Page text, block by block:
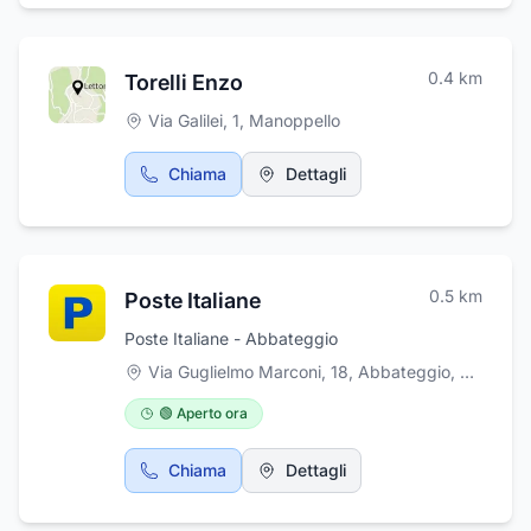
Facebook "Soc Coop Remigiogas".
ringraziamenti, stampa avvisi e ricordini,
Torelli Enzo 0.4 km
Via Galilei, 1, Manoppello
Chiama Dettagli
Poste Italiane 0.5 km
Poste Italiane - Abbateggio
Via Guglielmo Marconi, 18, Abbateggio,
🟢 Aperto ora
Chiama Dettagli